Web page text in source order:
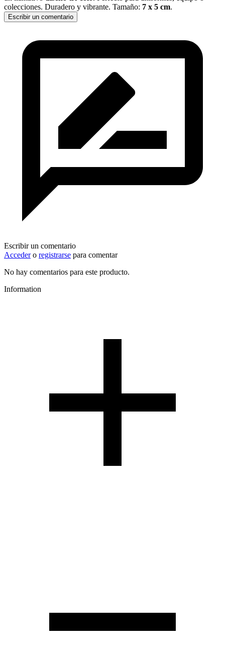
colecciones. Duradero y vibrante. Tamaño: 7 x 5 cm.
Escribir un comentario
Escribir un comentario
Accedero registrarse para comentar
No hay comentarios para este producto.
Information